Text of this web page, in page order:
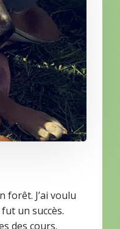
forêt. J’ai voulu
un succès.
des cours.